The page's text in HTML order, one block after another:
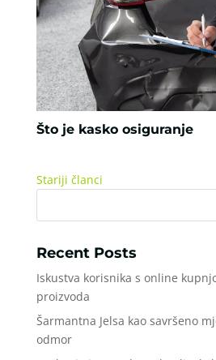
Što je kasko osiguranje
Stariji članci
Recent Posts
Iskustva korisnika s online
proizvoda
Šarmantna Jelsa kao savršeno
odmor